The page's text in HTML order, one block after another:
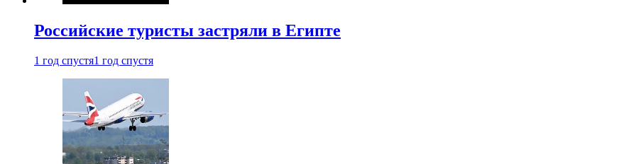
Российские туристы застряли в Египте
1 год спустя1 год спустя